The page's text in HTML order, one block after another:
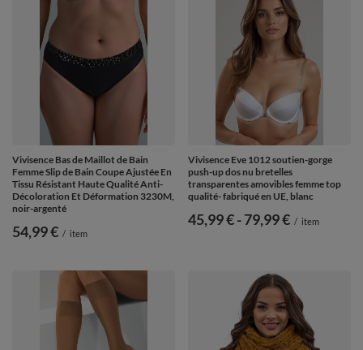
Vivisence Bas de Maillot de Bain
Femme Slip de Bain Coupe Ajustée En
Tissu Résistant Haute Qualité Anti-
Décoloration Et Déformation 3230M,
noir-argenté
54,99 € / item
Vivisence Eve 1012 soutien-gorge
push-up dos nu bretelles
transparentes amovibles femme top
qualité- fabriqué en UE, blanc
de
45,99 €-vers le bas
79,99 € / item